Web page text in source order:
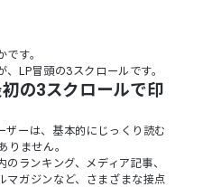
す。
LP冒頭の3スクロールです。
の3スクロールで印
ザーは、基本的にじっくり読む
りません。
ランキング、メディア記事、
マガジンなど、さまざまな接点